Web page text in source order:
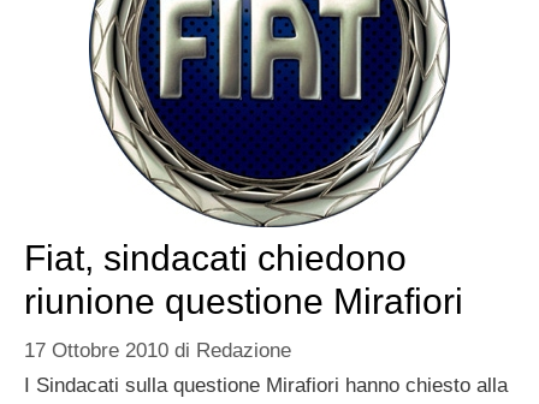
Fiat, sindacati chiedono
riunione questione Mirafiori
17 Ottobre 2010 di Redazione
I Sindacati sulla questione Mirafiori hanno chiesto alla